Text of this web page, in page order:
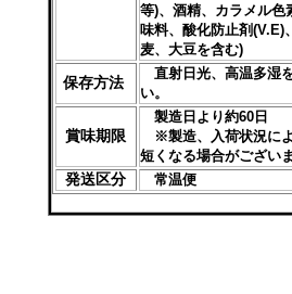
等)、酒精、カラメル色
味料、酸化防止剤(V.E)
麦、大豆を含む)
保存方法
直射日光、高温多湿
い。
賞味期限
製造日より約60日
※製造、入荷状況に
短くなる場合がございま
発送区分 常温便